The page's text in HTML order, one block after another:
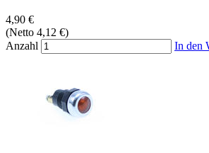
4,90 €
(Netto 4,12 €)
Anzahl
In den